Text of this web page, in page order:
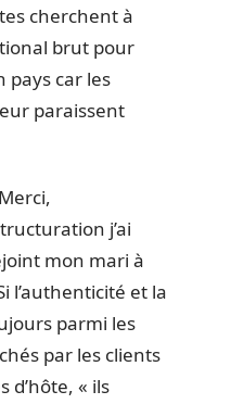
cherchent à
brut pour
pays car les
paraissent
j’ai
mon mari à
l’authenticité et la
parmi les
par les clients
d’hôte, « ils